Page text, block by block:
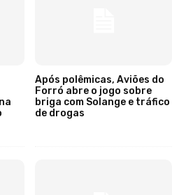
Após polêmicas, Aviões do
Forró abre o jogo sobre
briga com Solange e tráfico
de drogas